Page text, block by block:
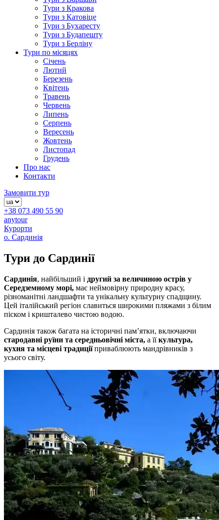
Тури з Кракова
Тури з Катовіце
Тури з Бухаресту
Тури з Будапешту
Тури з Берліну
Тури по місяцях
Січень
Лютий
Березень
Квітень
Травень
Червень
Липень
Серпень
Вересень
Жовтень
Листопад
Грудень
Про нас
Контакти
Замовити тур
+38 073 490 55 90
anytour
Курорти
о. Сардинія
Тури до Сардинії
Сардинія, найбільший і другий за величиною острів у
Середземному морі, має неймовірну природну красу,
різноманітні ландшафти та унікальну культурну спадщину.
Цей італійський регіон славиться широкими пляжами з білим
піском і кришталево чистою водою.
Сардинія також багата на історичні пам’ятки, включаючи
стародавні руїни та середньовічні міста, а їїкультура,
кухня та місцеві традиціїприваблюють мандрівників з
усього світу.